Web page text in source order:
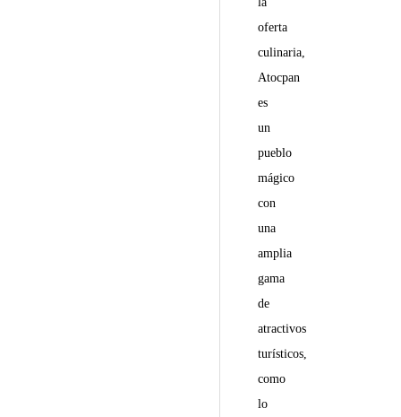
oferta
culinaria,
Atocpan
es
un
pueblo
mágico
con
una
amplia
gama
de
atractivos
turísticos,
como
lo